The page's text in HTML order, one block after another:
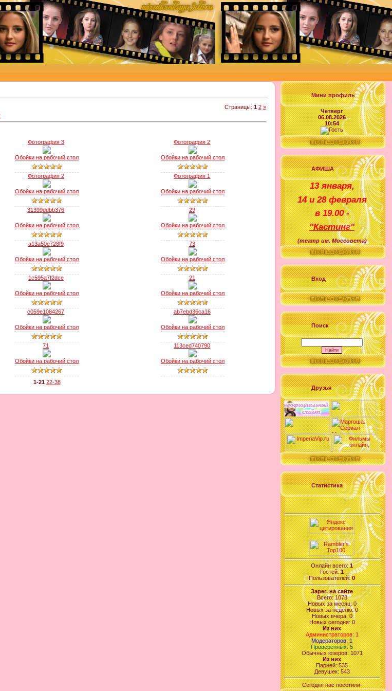
Страницы: 1 2 »
Фотография 3
Обойки на рабочий стол
Фотография 2
Обойки на рабочий стол
Фотография 2
Обойки на рабочий стол
Фотография 1
Обойки на рабочий стол
31399ddbb376
Обойки на рабочий стол
29
Обойки на рабочий стол
a13a50e728f9
Обойки на рабочий стол
73
Обойки на рабочий стол
1c595a7f2dce
Обойки на рабочий стол
21
Обойки на рабочий стол
c059e1084267
Обойки на рабочий стол
ab7ebd36ca16
Обойки на рабочий стол
71
Обойки на рабочий стол
113ced740790
Обойки на рабочий стол
1-21 22-38
Мини профиль
Четверг
06.08.2026
10:54
АФИША
13 января,
14 и 28 февраля
в19.00 -
"Кастинг"
(театр им. Моссовета)
Вход
Поиск
Друзья
Статистика
Онлайн всего:1
Гостей:1
Пользователей:0
Зарег. на сайте
Всего: 1078
Новых за месяц: 0
Новых за неделю: 0
Новых вчера: 0
Новых сегодня: 0
Из них
Администраторов: 1
Модераторов: 1
Проверенных: 5
Обычных юзеров: 1071
Из них
Парней: 535
Девушек: 543
Сегодня нас посетили-